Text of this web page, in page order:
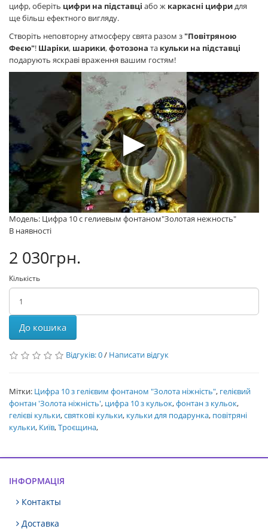
цифр, оберіть цифри на підставці або ж каркасні цифридля
ще більш ефектного вигляду.
Створіть неповторну атмосферу свята разом з"Повітряною
Феєю"! Шаріки, шарики,фотозона та кульки на підставці
подарують яскраві враження вашим гостям!
Модель: Цифра 10 с гелиевым фонтаном"Золотая нежность"
В наявності
2 030грн.
Кількість
До кошика
Відгуків: 0/ Написати відгук
Мітки: Цифра 10 з гелієвим фонтаном "Золота ніжність", гелієвий
фонтан 'Золота ніжність', цифра 10 з кульок,фонтан з кульок,
гелієві кульки,святкові кульки, кульки для подарунка, повітряні
кульки, Київ,Троєщина,
ІНФОРМАЦІЯ
Контакты
Доставка